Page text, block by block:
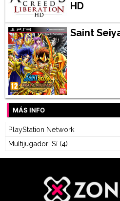
HD
Saint
MÁS INFO
PlayStation Network
Multijugador: Sí (4)